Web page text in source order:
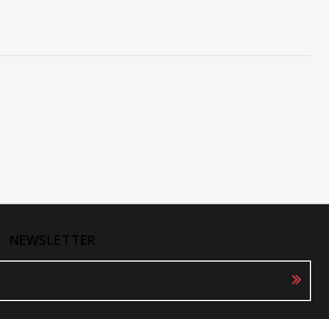
NEWSLETTER